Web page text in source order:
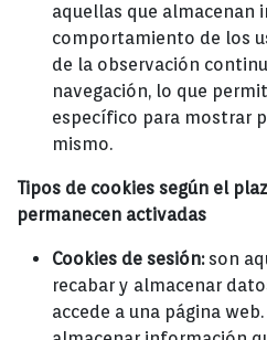
aquellas que almacenan
comportamiento de los
de la observación
navegación, lo que
específico para mostrar
mismo.
Tipos de cookies según el
permanecen activadas
Cookies de sesión:son
recabar y almacenar
accede a una página